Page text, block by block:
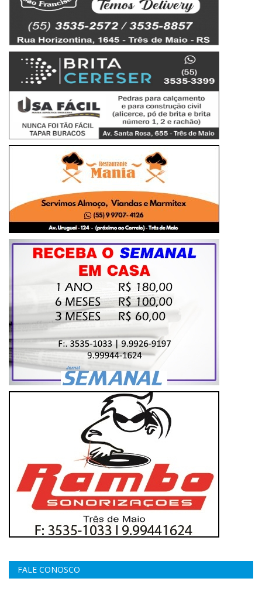
FALE CONOSCO